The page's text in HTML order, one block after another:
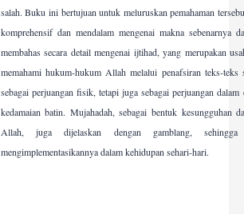
salah. Buku ini bertujuan untuk meluruskan pemahaman
komprehensif dan mendalam mengenai makna
membahas secara detail mengenai ijtihad, yang merupakan
memahami hukum-hukum Allah melalui penafsiran teks-
sebagai perjuangan fisik, tetapi juga sebagai perjuangan
kedamaian batin. Mujahadah, sebagai bentuk kesungguhan
Allah, juga dijelaskan dengan gamblang, sehingga
mengimplementasikannya dalam kehidupan sehari-hari.